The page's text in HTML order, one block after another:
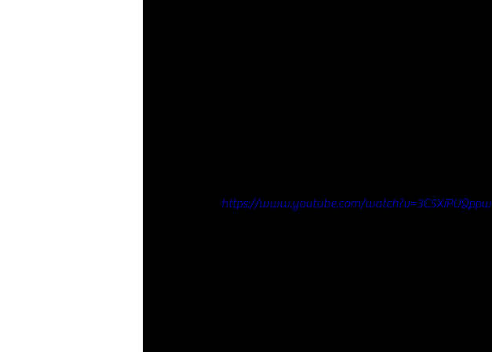
https://www.youtube.com/watch?v=3C5XiPUQppw